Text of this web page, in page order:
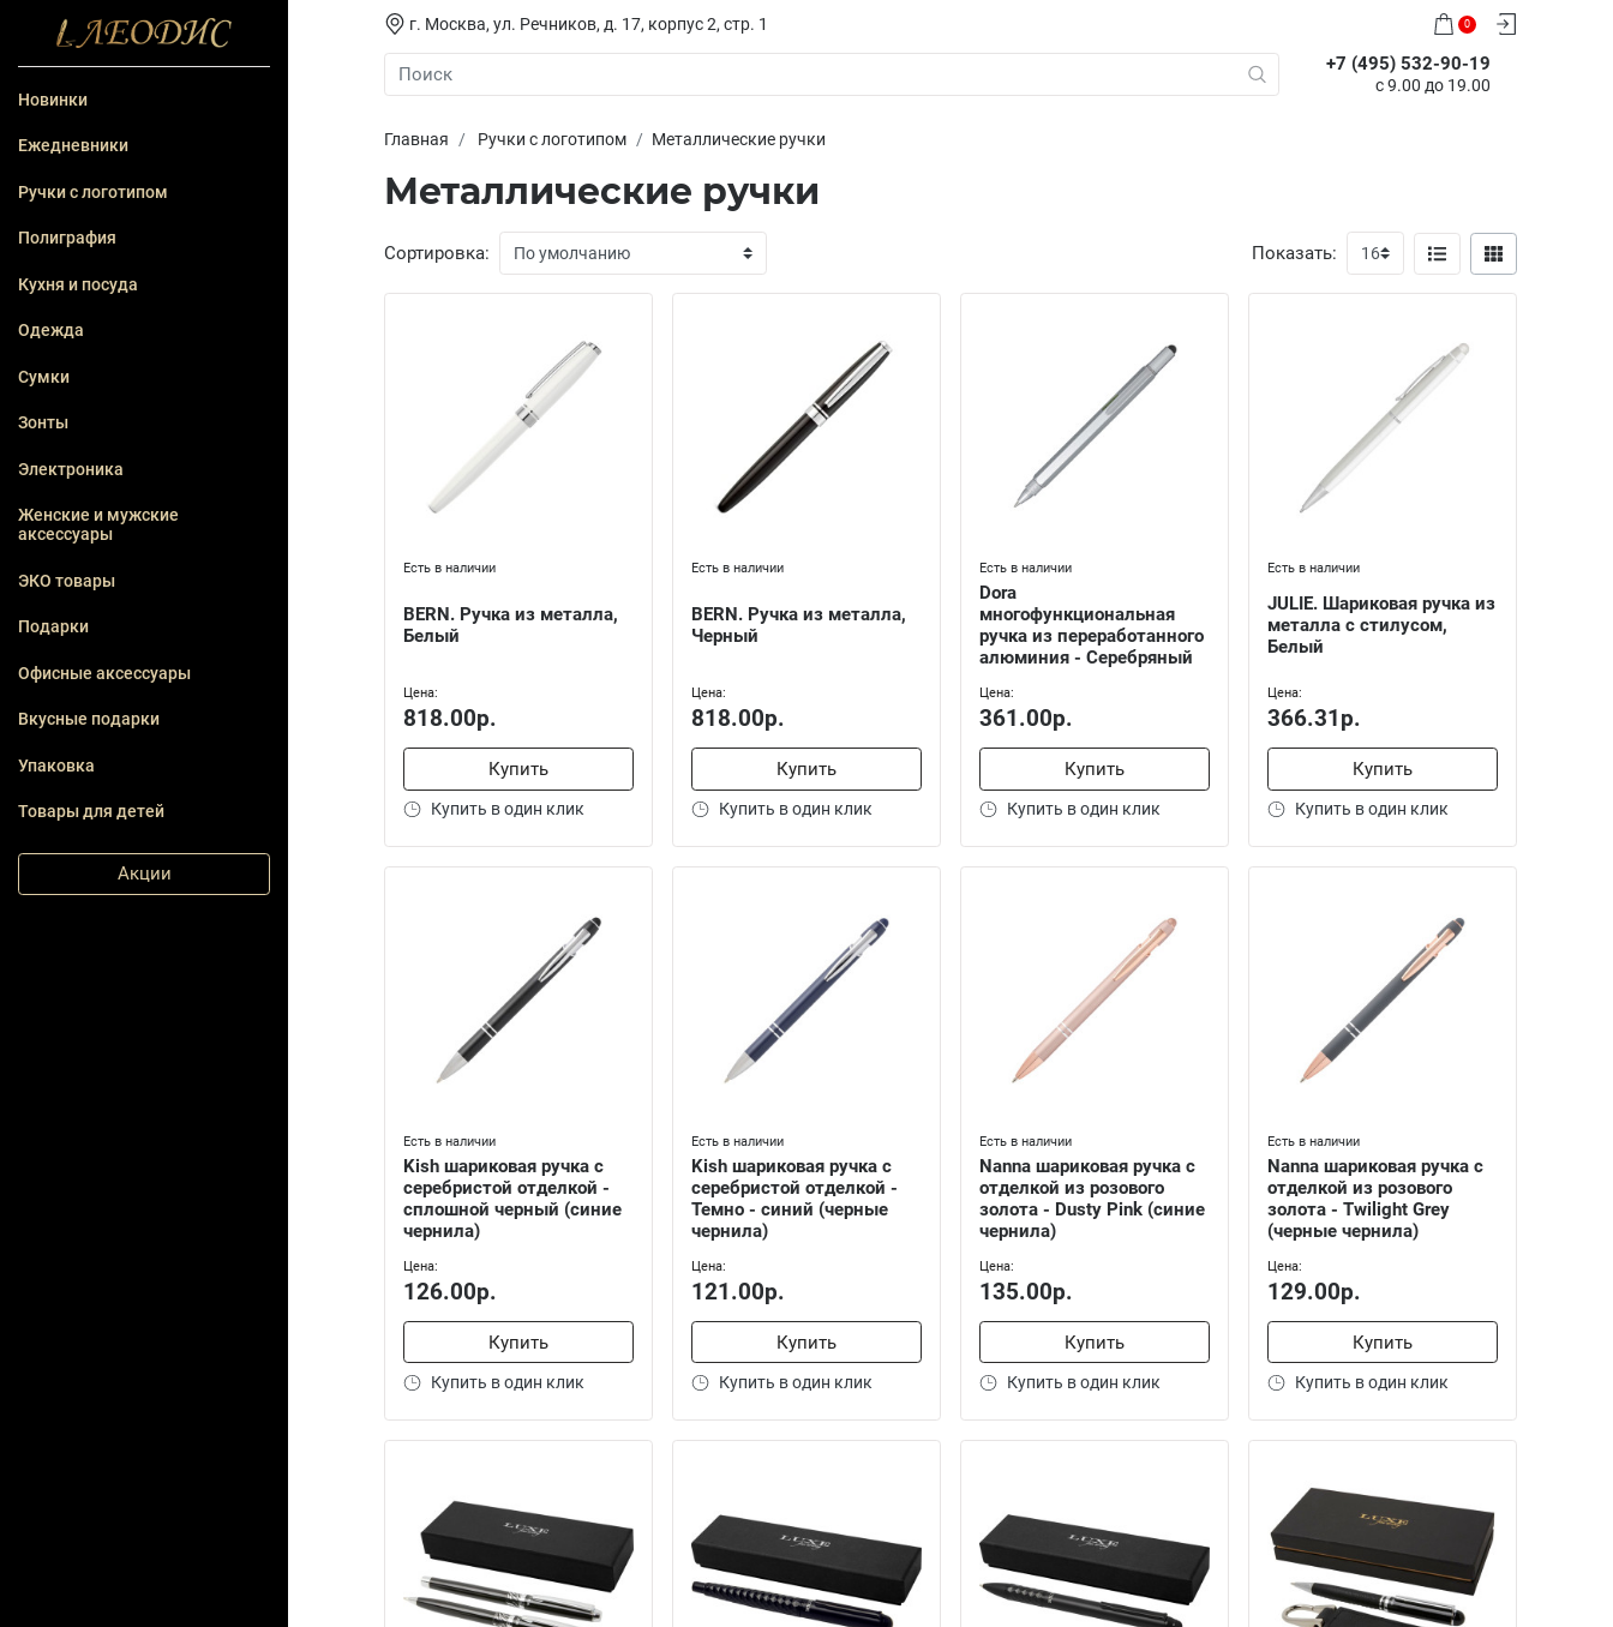
Новинки
Ежедневники
Ручки с логотипом
Полиграфия
Кухня и посуда
Одежда
Сумки
Зонты
Электроника
Женские и мужские
аксессуары
ЭКО товары
Подарки
Офисные аксессуары
Вкусные подарки
Упаковка
Товары для детей
Акции
г. Москва, ул. Речников, д. 17, корпус 2, стр. 1
+7 (495) 532-90-19
с 9.00 до 19.00
0
Главная Ручки с логотипом Металлические ручки
Металлические ручки
Сортировка: Показать:
Есть в наличии
BERN. Ручка из металла,
Белый
Цена:
818.00р.
Купить
Купить в один клик
Есть в наличии
BERN. Ручка из металла,
Черный
Цена:
818.00р.
Купить
Купить в один клик
Есть в наличии
Dora
многофункциональная
ручка из переработанного
алюминия - Серебряный
Цена:
361.00р.
Купить
Купить в один клик
Есть в наличии
JULIE. Шариковая ручка из
металла с стилусом,
Белый
Цена:
366.31р.
Купить
Купить в один клик
Есть в наличии
Kish шариковая ручка с
серебристой отделкой -
сплошной черный (синие
чернила)
Цена:
126.00р.
Купить
Купить в один клик
Есть в наличии
Kish шариковая ручка с
серебристой отделкой -
Темно - синий (черные
чернила)
Цена:
121.00р.
Купить
Купить в один клик
Есть в наличии
Nanna шариковая ручка с
отделкой из розового
золота - Dusty Pink (синие
чернила)
Цена:
135.00р.
Купить
Купить в один клик
Есть в наличии
Nanna шариковая ручка с
отделкой из розового
золота - Twilight Grey
(черные чернила)
Цена:
129.00р.
Купить
Купить в один клик